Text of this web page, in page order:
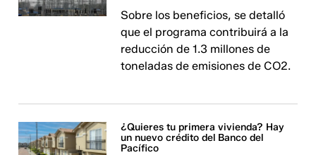
Sobre los beneficios, se detalló
que el programa contribuirá a la
reducción de 1.3 millones de
toneladas de emisiones de CO2.
¿Quieres tu primera vivienda? Hay
un nuevo crédito del Banco del
Pacífico